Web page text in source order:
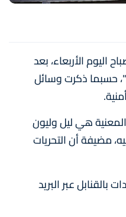
اليوم الأربعاء، بعد
حسبما ذكرت وسائل
هي ليل وليون
مضيفة أن التحريات
عبر البريد